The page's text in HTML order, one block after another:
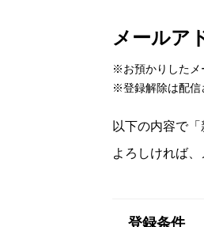
メールア
※お預かりしたメ
※登録解除は配信
以下の内容で
よろしければ
登録条件